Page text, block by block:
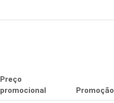
Preço
promocional
Promoção